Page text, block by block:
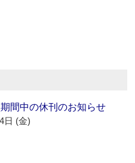
間中の休刊のお知らせ
日 (金)